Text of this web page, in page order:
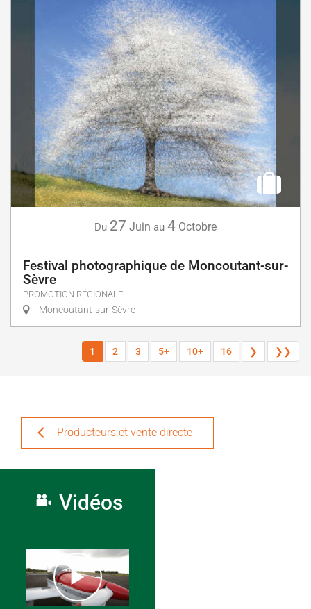
Du 27 Juin au 4 Octobre
Festival photographique de Moncoutant-sur-
Sèvre
PROMOTION RÉGIONALE
Moncoutant-sur-Sèvre
1 2 3 5+ 10+ 16 ❯ ❯❯
Producteurs et vente directe
Vidéos